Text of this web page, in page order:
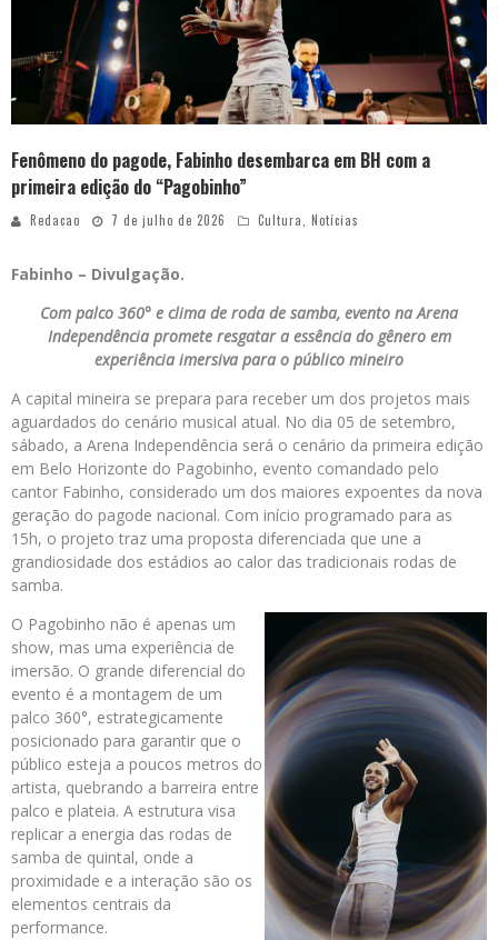
Fenômeno do pagode, Fabinho desembarca em BH com a
primeira edição do “Pagobinho”
Redacao 7 de julho de 2026 Cultura, Notícias
Fabinho – Divulgação.
Com palco 360° e clima de roda de samba, evento na Arena
Independência promete resgatar a essência do gênero em
experiência imersiva para o público mineiro
A capital mineira se prepara para receber um dos projetos mais
aguardados do cenário musical atual. No dia 05 de setembro,
sábado, a Arena Independência será o cenário da primeira edição
em Belo Horizonte do Pagobinho, evento comandado pelo
cantor Fabinho, considerado um dos maiores expoentes da nova
geração do pagode nacional. Com início programado para as
15h, o projeto traz uma proposta diferenciada que une a
grandiosidade dos estádios ao calor das tradicionais rodas de
samba.
O Pagobinho não é apenas um
show, mas uma experiência de
imersão. O grande diferencial do
evento é a montagem de um
palco 360°, estrategicamente
posicionado para garantir que o
público esteja a poucos metros do
artista, quebrando a barreira entre
palco e plateia. A estrutura visa
replicar a energia das rodas de
samba de quintal, onde a
proximidade e a interação são os
elementos centrais da
performance.